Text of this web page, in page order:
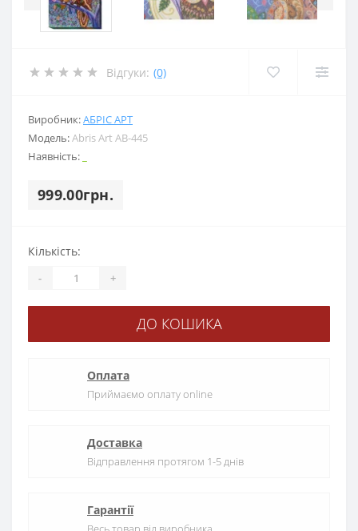
Відгуки: (0)
Виробник:АБРІС АРТ
Модель:Abris Art АВ-445
Наявність:
999.00грн.
Кількість:
- +
ДО КОШИКА
Оплата
Приймаємо оплату online
Доставка
Відправлення протягом 1-5 днів
Гарантії